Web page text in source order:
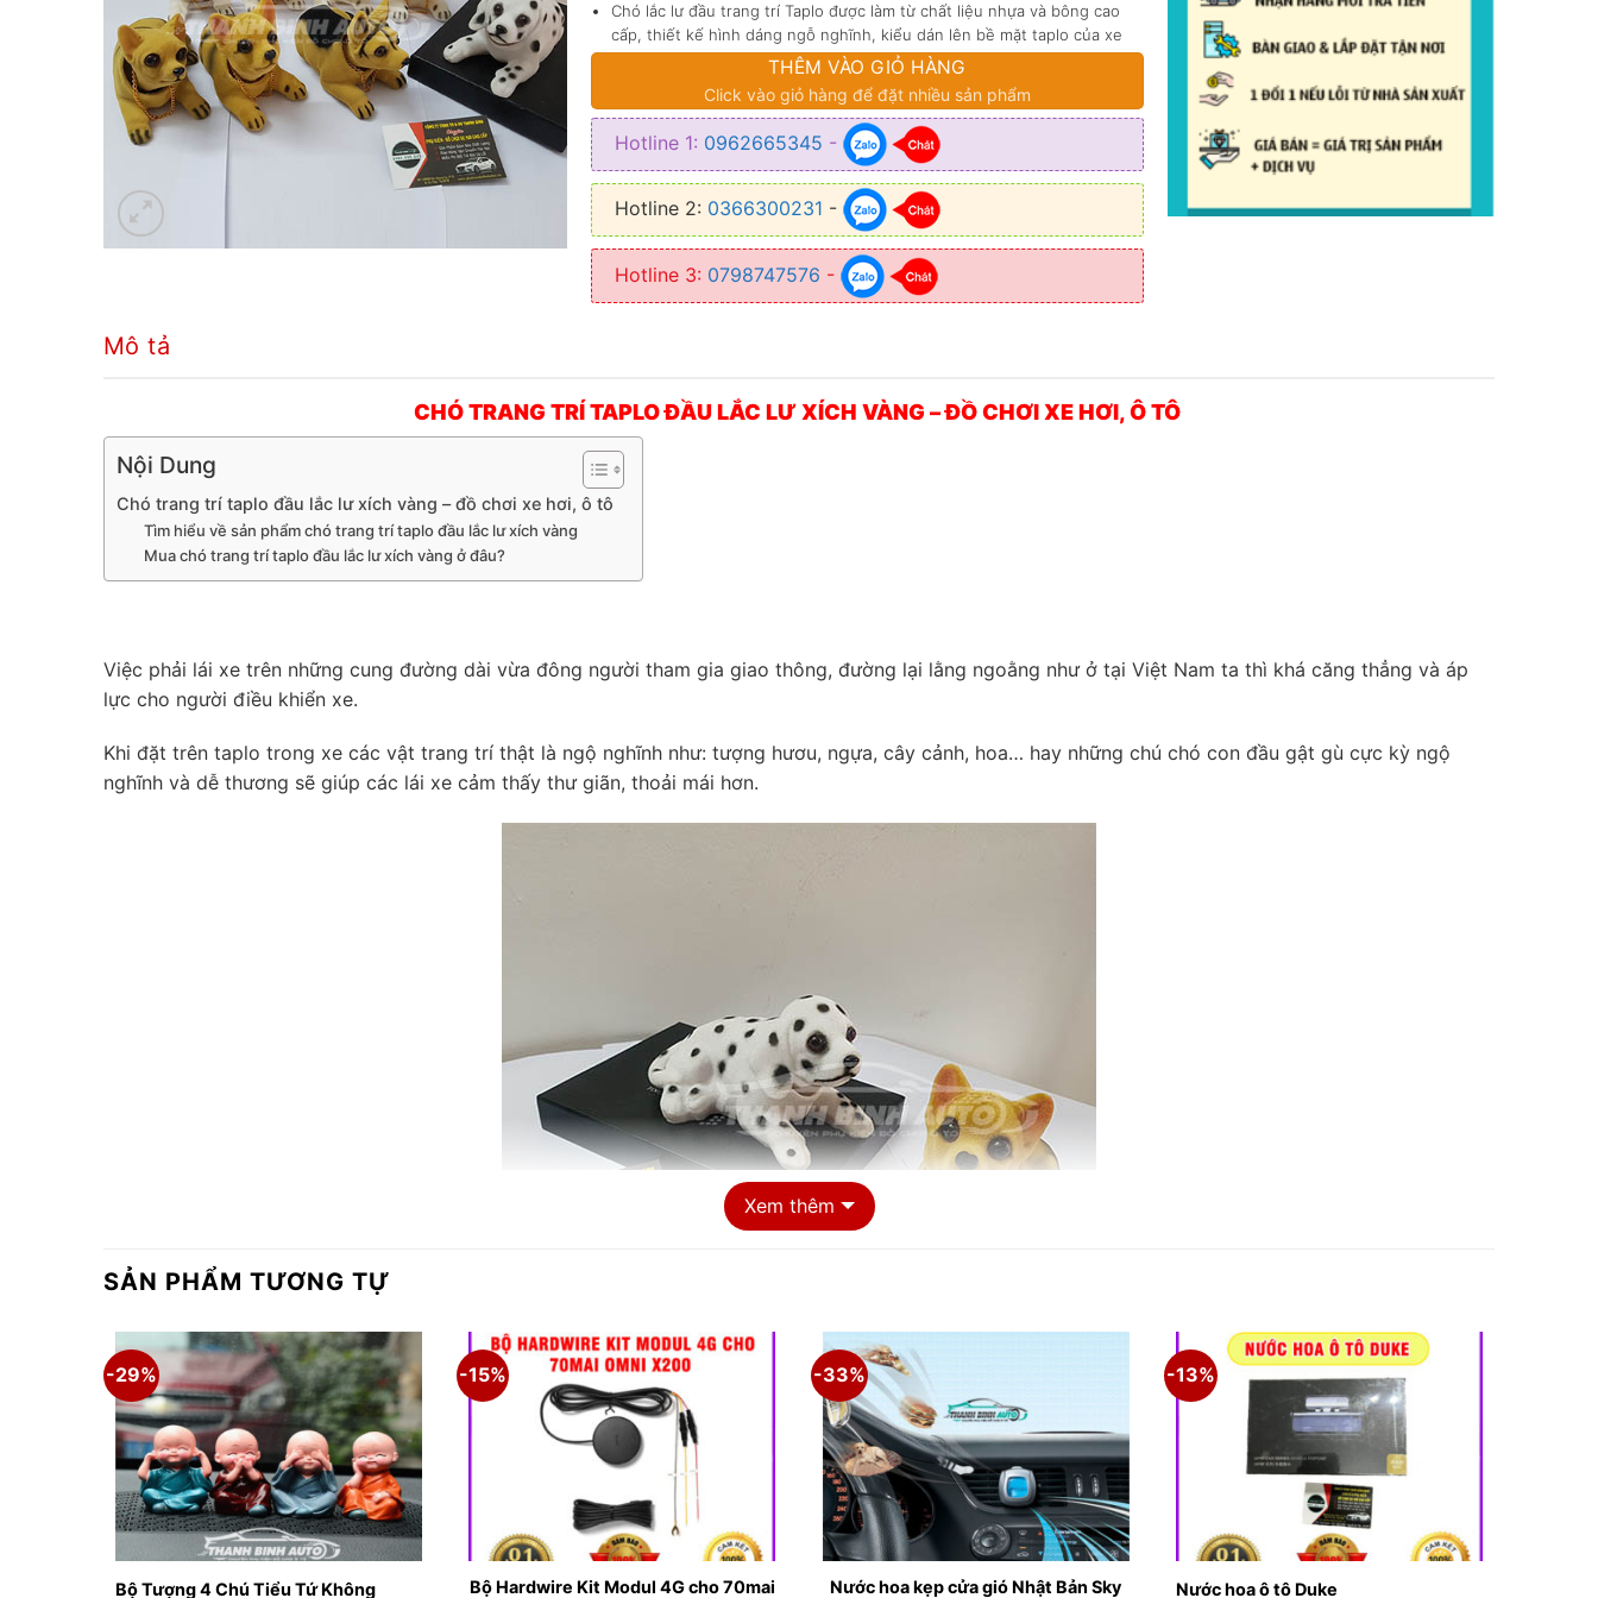
120.000 ₫.
Chó lắc lư đầu trang trí Taplo được làm từ chất liệu nhựa và bông cao
cấp, thiết kế hình dáng ngỗ nghĩnh, kiểu dán lên bề mặt taplo của xe
hơi, ô tô.
trong một hộp cẩn thận.
THÊM VÀO GIỎ HÀNG
Click vào giỏ hàng để đặt nhiều sản phẩm
Hotline 1: 0962665345 -
Hotline 2: 0366300231 -
Hotline 3: 0798747576 -
Mô tả
CHÓ TRANG TRÍ TAPLO ĐẦU LẮC LƯ XÍCH VÀNG – ĐỒ CHƠI XE HƠI, Ô TÔ
Nội Dung
Chó trang trí taplo đầu lắc lư xích vàng – đồ chơi xe hơi, ô tô
Tìm hiểu về sản phẩm chó trang trí taplo đầu lắc lư xích vàng
Mua chó trang trí taplo đầu lắc lư xích vàng ở đâu?
Việc phải lái xe trên những cung đường dài vừa đông người tham gia giao thông, đường lại lằng ngoằng như ở tại Việt Nam ta thì khá căng thẳng và áp
lực cho người điều khiển xe.
Khi đặt trên taplo trong xe các vật trang trí thật là ngộ nghĩnh như: tượng hươu, ngựa, cây cảnh, hoa… hay những chú chó con đầu gật gù cực kỳ ngộ
nghĩnh và dễ thương sẽ giúp các lái xe cảm thấy thư giãn, thoải mái hơn.
chó lắc lư trang trí taplo
TÌM HIỂU VỀ SẢN PHẨM CHÓ TRANG TRÍ TAPLO ĐẦU LẮC LƯ XÍCH VÀNG
Xem thêm
SẢN PHẨM TƯƠNG TỰ
-29%
Bộ Tượng 4 Chú Tiểu Tứ Không
-15%
Bộ Hardwire Kit Modul 4G cho 70mai
-33%
Nước hoa kẹp cửa gió Nhật Bản Sky
-13%
Nước hoa ô tô Duke